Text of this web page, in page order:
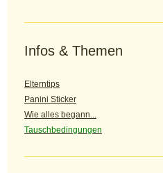
Infos & Themen
Elterntips
Panini Sticker
Wie alles begann...
Tauschbedingungen